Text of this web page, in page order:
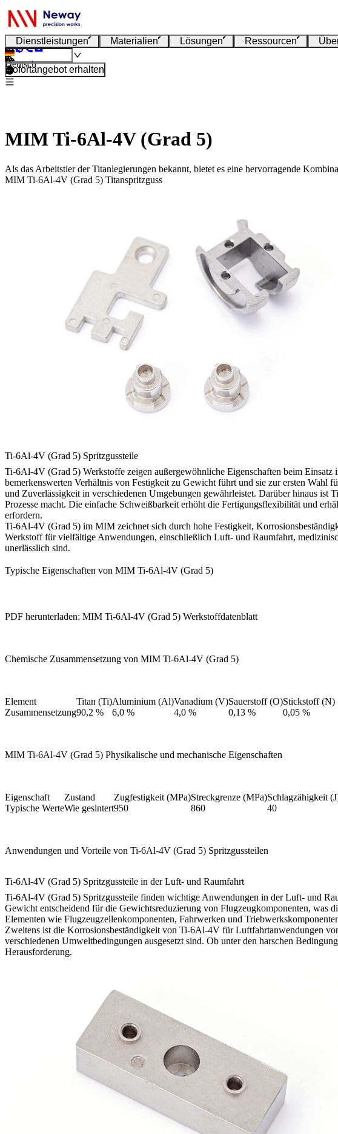
Dienstleistungen Materialien Lösungen Ressourcen
Deutsch
Sofortangebot erhalten
MIM Ti-6Al-4V (Grad 5)
Als das Arbeitstier der Titanlegierungen bekannt, bietet es eine hervorragende
MIM Ti-6Al-4V (Grad 5) Titanspritzguss
Ti-6Al-4V (Grad 5) Spritzgussteile
Ti-6Al-4V (Grad 5) Werkstoffe zeigen außergewöhnliche Eigenschaften beim
bemerkenswerten Verhältnis von Festigkeit zu Gewicht führt und sie zur ersten
und Zuverlässigkeit in verschiedenen Umgebungen gewährleistet. Darüber hinaus
Prozesse macht. Die einfache Schweißbarkeit erhöht die Fertigungsflexibilität und
erfordern.
Ti-6Al-4V (Grad 5) im MIM zeichnet sich durch hohe Festigkeit,
Werkstoff für vielfältige Anwendungen, einschließlich Luft- und Raumfahrt,
unerlässlich sind.
Typische Eigenschaften von MIM Ti-6Al-4V (Grad 5)
PDF herunterladen: MIM Ti-6Al-4V (Grad 5) Werkstoffdatenblatt
Chemische Zusammensetzung von MIM Ti-6Al-4V (Grad 5)
Element Titan (Ti)Aluminium (Al)Vanadium (V)Sauerstoff (O)Stickstoff (N)
Zusammensetzung90,2 % 6,0 % 4,0 % 0,13 % 0,05 %
MIM Ti-6Al-4V (Grad 5) Physikalische und mechanische Eigenschaften
Eigenschaft Zustand Zugfestigkeit (MPa)Streckgrenze (MPa)Schlagzähigkeit
Typische WerteWie gesintert950 860 40
Anwendungen und Vorteile von Ti-6Al-4V (Grad 5) Spritzgussteilen
Ti-6Al-4V (Grad 5) Spritzgussteile in der Luft- und Raumfahrt
Ti-6Al-4V (Grad 5) Spritzgussteile finden wichtige Anwendungen in der Luft- und
Gewicht entscheidend für die Gewichtsreduzierung von Flugzeugkomponenten, was
Elementen wie Flugzeugzellenkomponenten, Fahrwerken und
Zweitens ist die Korrosionsbeständigkeit von Ti-6Al-4V für Luftfahrtanwendungen
verschiedenen Umweltbedingungen ausgesetzt sind. Ob unter den harschen
Herausforderung.